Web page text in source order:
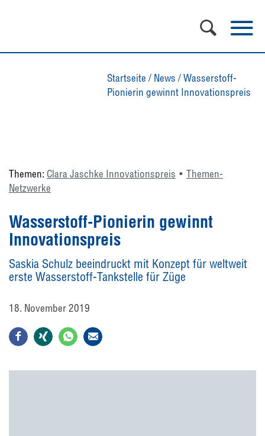
Startseite / News /Wasserstoff-
Pionierin gewinnt Innovationspreis
Themen: Clara Jaschke Innovationspreis
Themen-
Netzwerke
Wasserstoff-Pionierin gewinnt
Innovationspreis
Saskia Schulz beeindruckt mit Konzept für weltweit
erste Wasserstoff-Tankstelle für Züge
18. November 2019